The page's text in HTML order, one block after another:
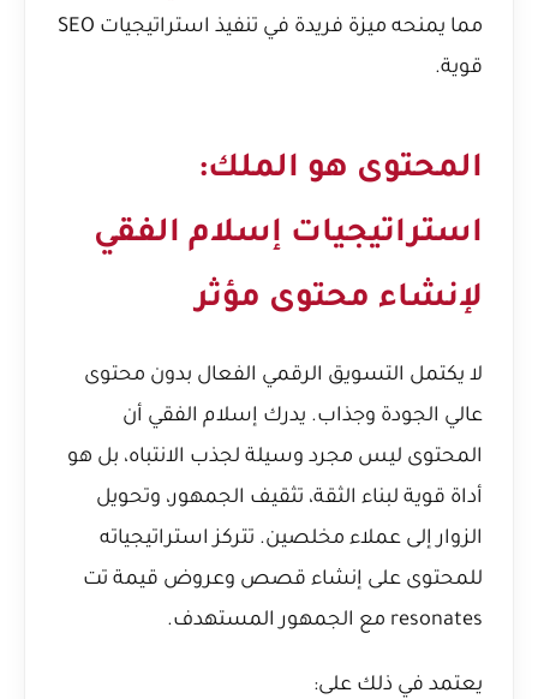
مما يمنحه ميزة فريدة في تنفيذ استراتيجيات SEO
قوية.
المحتوى هو الملك:
استراتيجيات إسلام الفقي
لإنشاء محتوى مؤثر
لا يكتمل التسويق الرقمي الفعال بدون محتوى
عالي الجودة وجذاب. يدرك إسلام الفقي أن
المحتوى ليس مجرد وسيلة لجذب الانتباه، بل هو
أداة قوية لبناء الثقة، تثقيف الجمهور، وتحويل
الزوار إلى عملاء مخلصين. تتركز استراتيجياته
للمحتوى على إنشاء قصص وعروض قيمة تت
resonates مع الجمهور المستهدف.
يعتمد في ذلك على: